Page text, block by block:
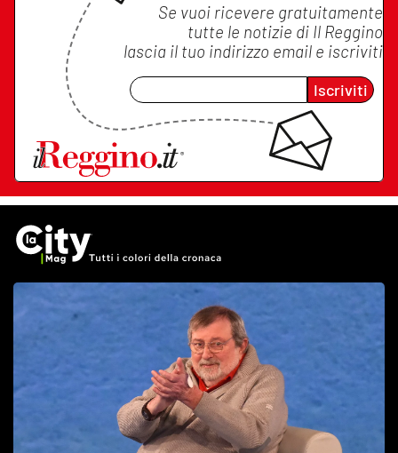
Se vuoi ricevere gratuitamente
tutte le notizie di Il Reggino
lascia il tuo indirizzo email e iscriviti
Iscriviti